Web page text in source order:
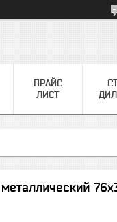
ПРАЙС
ЛИСТ